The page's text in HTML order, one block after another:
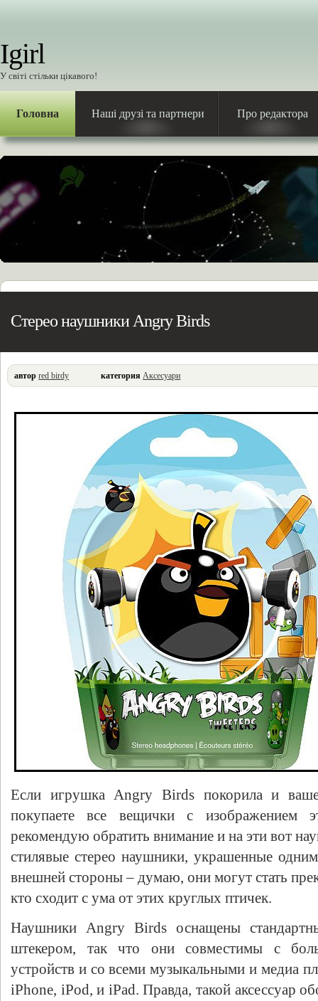
Igirl
У світі стільки цікавого!
Головна Наші друзі та партнери Про редактора
Стерео наушники Angry Birds
автор red birdy категория Аксесуари
Если игрушка Angry Birds покорила и
покупаете все вещички с изображением
рекомендую обратить внимание и на эти вот
стилявые стерео наушники, украшенные
внешней стороны – думаю, они могут стать
кто сходит с ума от этих круглых птичек.
Наушники Angry Birds оснащены
штекером, так что они совместимы с
устройств и со всеми музыкальными и медиа
iPhone, iPod, и iPad. Правда, такой аксессуар